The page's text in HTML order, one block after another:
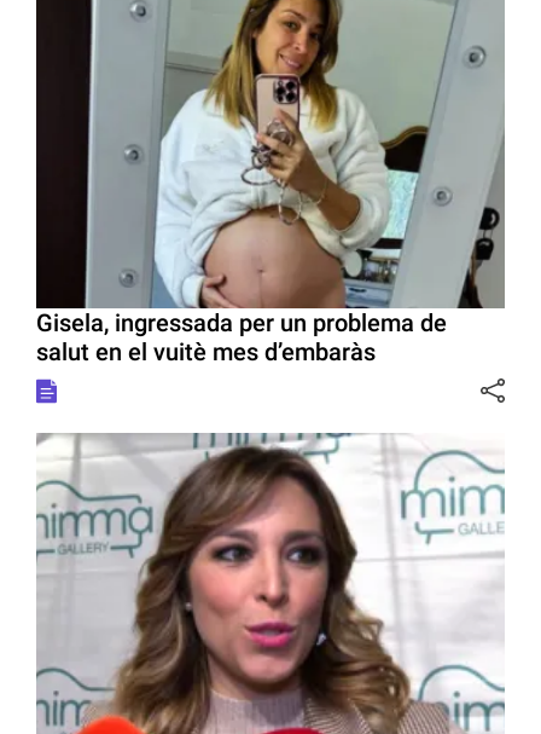
Gisela, ingressada per un problema de
salut en el vuitè mes d’embaràs